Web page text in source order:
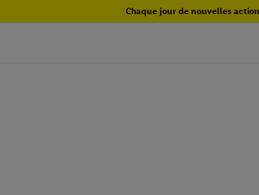
Chaque jour de nouvelles